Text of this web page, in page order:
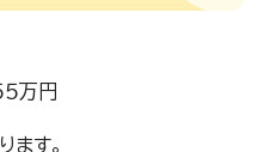
万円
ます。